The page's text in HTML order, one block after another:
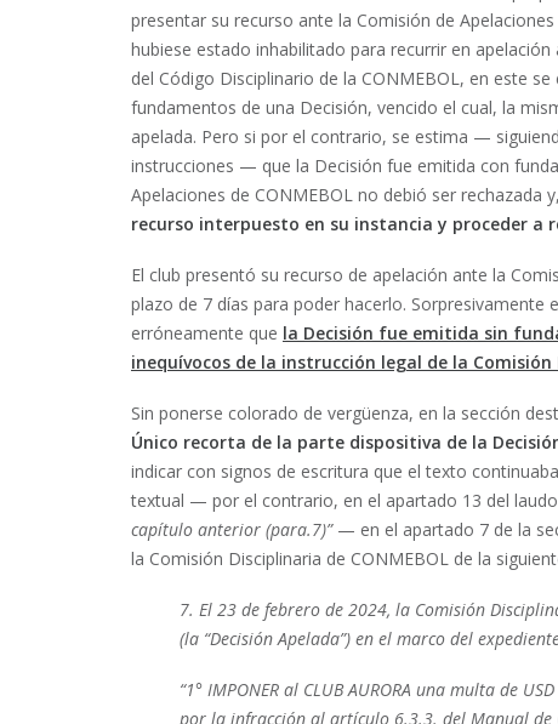
presentar su recurso ante la Comisión de
hubiese estado inhabilitado para recurrir en
del Código Disciplinario de la CONMEBOL, en este
fundamentos de una Decisión, vencido el cual, la
apelada. Pero si por el contrario, se estima —
instrucciones — que la Decisión fue emitida con
Apelaciones de CONMEBOL no debió ser rechazada
recurso interpuesto en su instancia y proceder a
El club presentó su recurso de apelación ante la
plazo de 7 días para poder hacerlo.
erróneamente que la Decisión fue emitida sin
inequívocos de la instrucción legal de la Comisión
Sin ponerse colorado de vergüenza, en la sección
Único recorta de la parte dispositiva de la
indicar con signos de escritura que el texto
textual — por el contrario, en el apartado 13 del
capítulo anterior (para.7)” — en el apartado 7 de la
la Comisión Disciplinaria de CONMEBOL de la
7. El 23 de febrero de 2024, la Comisión
(la “Decisión Apelada”) en el marco del
“1° IMPONER al CLUB AURORA una multa de
por la infracción al artículo 6.3.3. del Manual de